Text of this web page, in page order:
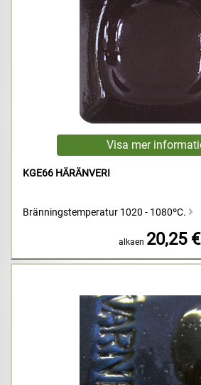
KGE66 HÄRÄNVERI
Bränningstemperatur 1020 - 1080ºC.
alkaen 20,25 €